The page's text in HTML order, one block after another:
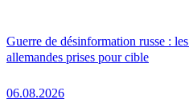
Guerre de désinformation russe :
allemandes prises pour cible
06.08.2026